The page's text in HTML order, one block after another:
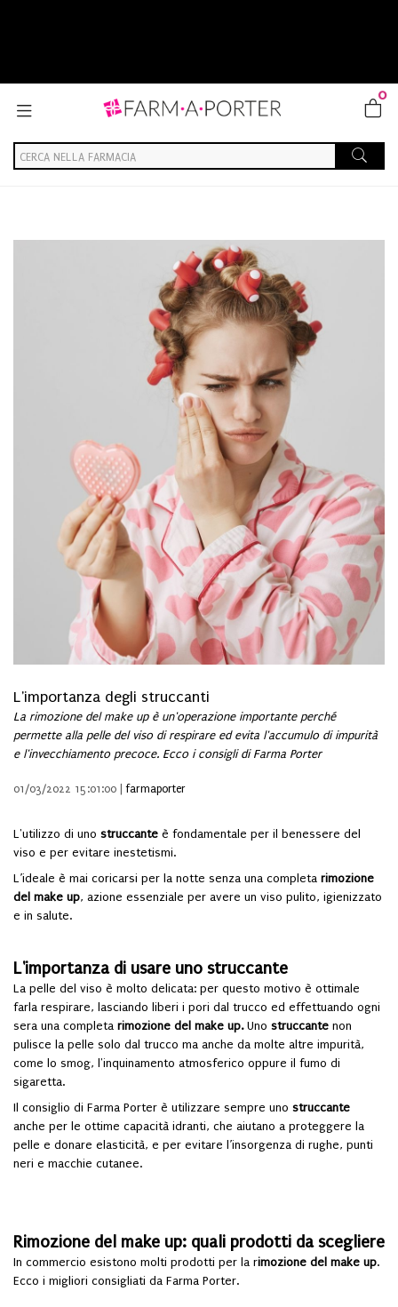
0
L'importanza degli struccanti
La rimozione del make up è un'operazione importante perché
permette alla pelle del viso di respirare ed evita l'accumulo di impurità
e l'invecchiamento precoce. Ecco i consigli di Farma Porter
01/03/2022 15:01:00 |farmaporter
L'utilizzo di uno struccante è fondamentale per il benessere del
viso e per evitare inestetismi.
L’ideale è mai coricarsi per la notte senza una completa rimozione
del make up, azione essenziale per avere un viso pulito, igienizzato
e in salute.
L'importanza di usare uno struccante
La pelle del viso è molto delicata: per questo motivo è ottimale
farla respirare, lasciando liberi i pori dal trucco ed effettuando ogni
sera una completa rimozione del make up.Uno struccante non
pulisce la pelle solo dal trucco ma anche da molte altre impurità,
come lo smog, l'inquinamento atmosferico oppure il fumo di
sigaretta.
Il consiglio di Farma Porter è utilizzare sempre uno struccante
anche per le ottime capacità idranti, che aiutano a proteggere la
pelle e donare elasticità, e per evitare l’insorgenza di rughe, punti
neri e macchie cutanee.
Rimozione del make up: quali prodotti da scegliere
In commercio esistono molti prodotti per la rimozione del make up.
Ecco i migliori consigliati da Farma Porter.